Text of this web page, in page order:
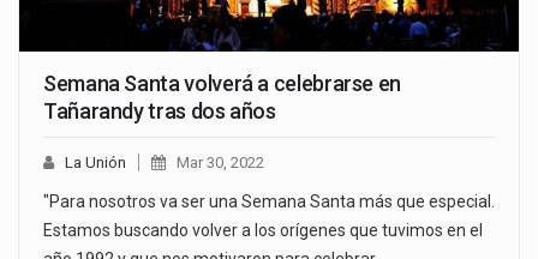
Semana Santa volverá a celebrarse en
Tañarandy tras dos años
La Unión Mar 30, 2022
"Para nosotros va ser una Semana Santa más que especial.
Estamos buscando volver a los orígenes que tuvimos en el